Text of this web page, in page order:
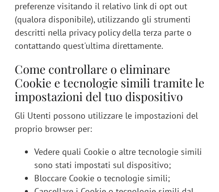
preferenze visitando il relativo link di opt out
(qualora disponibile), utilizzando gli strumenti
descritti nella privacy policy della terza parte o
contattando quest'ultima direttamente.
Come controllare o eliminare
Cookie e tecnologie simili tramite le
impostazioni del tuo dispositivo
Gli Utenti possono utilizzare le impostazioni del
proprio browser per:
Vedere quali Cookie o altre tecnologie simili
sono stati impostati sul dispositivo;
Bloccare Cookie o tecnologie simili;